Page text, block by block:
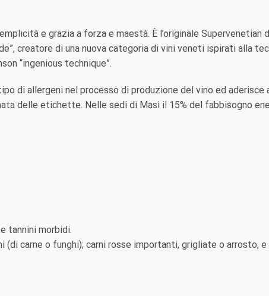
e grazia a forza e maestà. È l’originale Supervenetian
creatore di una nuova categoria di vini veneti ispirati alla
“ingenious technique”.
di allergeni nel processo di produzione del vino ed
delle etichette. Nelle sedi di Masi il 15% del fabbisogno
tannini morbidi.
carne o funghi); carni rosse importanti, grigliate o arrosto,